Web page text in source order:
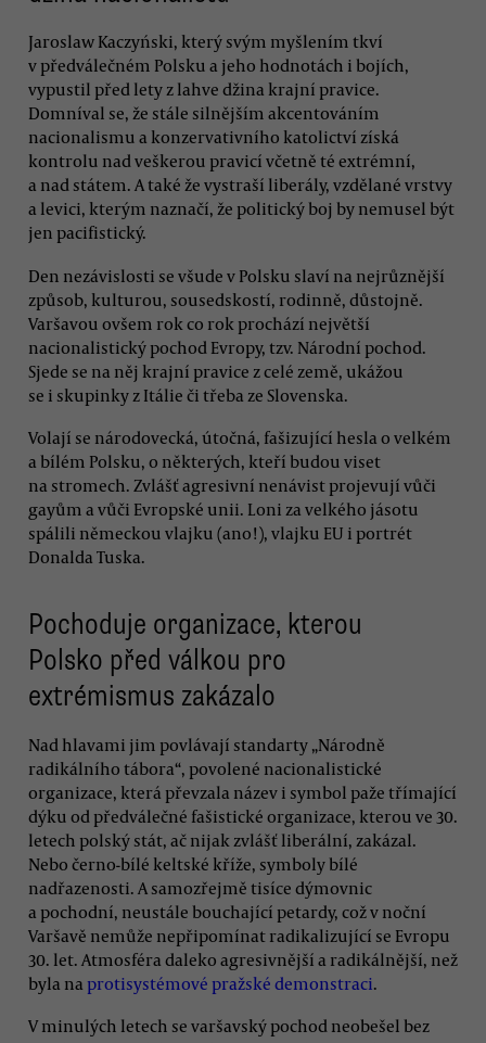
Jaroslaw Kaczyński, který svým myšlením tkví
v předválečném Polsku a jeho hodnotách i bojích,
vypustil před lety z lahve džina krajní pravice.
Domníval se, že stále silnějším akcentováním
nacionalismu a konzervativního katolictví získá
kontrolu nad veškerou pravicí včetně té extrémní,
a nad státem. A také že vystraší liberály, vzdělané vrstvy
a levici, kterým naznačí, že politický boj by nemusel být
jen pacifistický.
Den nezávislosti se všude v Polsku slaví na nejrůznější
způsob, kulturou, sousedskostí, rodinně, důstojně.
Varšavou ovšem rok co rok prochází největší
nacionalistický pochod Evropy, tzv. Národní pochod.
Sjede se na něj krajní pravice z celé země, ukážou
se i skupinky z Itálie či třeba ze Slovenska.
Volají se národovecká, útočná, fašizující hesla o velkém
a bílém Polsku, o některých, kteří budou viset
na stromech. Zvlášť agresivní nenávist projevují vůči
gayům a vůči Evropské unii. Loni za velkého jásotu
spálili německou vlajku (ano!), vlajku EU i portrét
Donalda Tuska.
Pochoduje organizace, kterou
Polsko před válkou pro
extrémismus zakázalo
Nad hlavami jim povlávají standarty „Národně
radikálního tábora“, povolené nacionalistické
organizace, která převzala název i symbol paže třímající
dýku od předválečné fašistické organizace, kterou ve 30.
letech polský stát, ač nijak zvlášť liberální, zakázal.
Nebo černo-bílé keltské kříže, symboly bílé
nadřazenosti. A samozřejmě tisíce dýmovnic
a pochodní, neustále bouchající petardy, což v noční
Varšavě nemůže nepřipomínat radikalizující se Evropu
30. let. Atmosféra daleko agresivnější a radikálnější, než
byla na protisystémové pražské demonstraci.
V minulých letech se varšavský pochod neobešel bez